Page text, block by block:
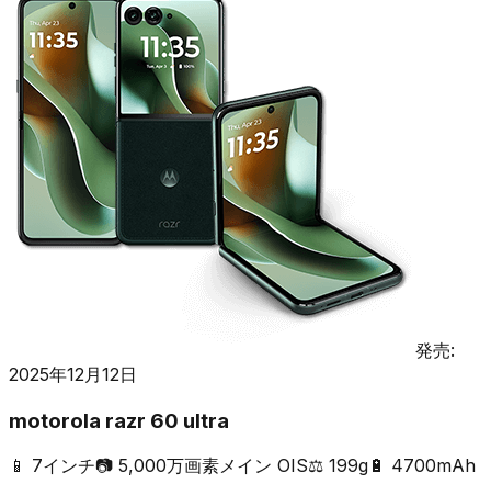
発売:
2025年12月12日
motorola razr 60 ultra
📱 7インチ📷 5,000万画素メイン OIS⚖️ 199g 🔋 4700mAh